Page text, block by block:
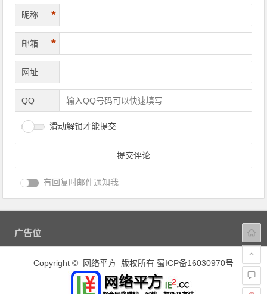
昵称 *
邮箱 *
网址
QQ
滑动解锁才能提交
有回复时邮件通知我
广告位
Copyright © 网络平方 版权所有 蜀ICP备16030970号